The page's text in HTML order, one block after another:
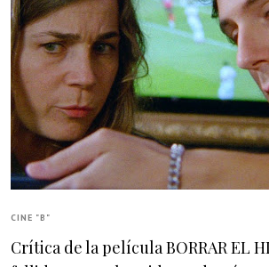
CINE "B"
Crítica de la película BORRAR EL